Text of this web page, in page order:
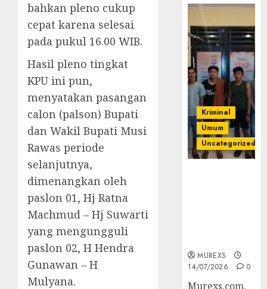
bahkan pleno cukup
cepat karena selesai
pada pukul 16.00 WIB.
Hasil pleno tingkat
KPU ini pun,
menyatakan pasangan
calon (palson) Bupati
dan Wakil Bupati Musi
Rawas periode
selanjutnya,
dimenangkan oleh
paslon 01, Hj Ratna
Machmud – Hj Suwarti
yang mengungguli
paslon 02, H Hendra
Gunawan – H
Mulyana.
Kriminal
Umum
Uncategorized
MUREXS
14/07/2026
0
Murexs.com,